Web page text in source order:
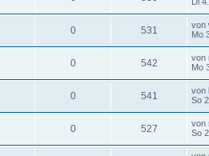
0 531 von
Mo
0 542 von
Mo
0 541 von
So
0 527 von
So